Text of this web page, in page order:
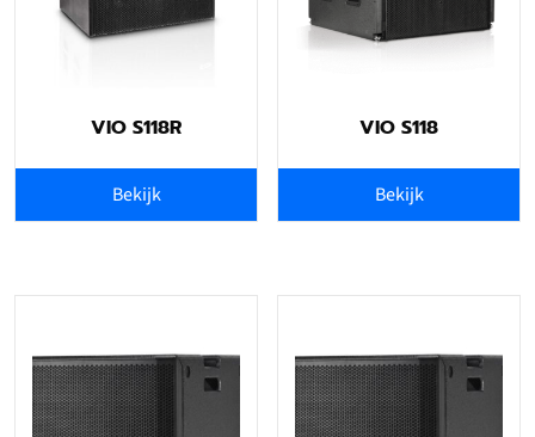
VIO S118R
Bekijk
VIO S118
Bekijk